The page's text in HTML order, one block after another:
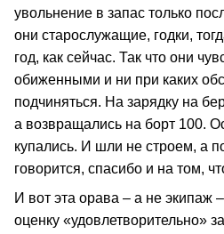
увольнение в запас только
они старослужащие, годки,
год, как сейчас. Так что они
обиженными и ни при каких
подчиняться. На зарядку на
а возвращались на борт 100.
купались. И шли не строем, а
говорится, спасибо и на том,
И вот эта орава – а не экипаж
оценку «удовлетворительно»